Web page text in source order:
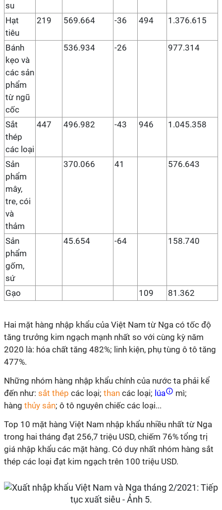
su
Hạt
tiêu
219 569.664 -36 494 1.376.615
Bánh
kẹo và
các sản
phẩm
từ ngũ
cốc
536.934 -26 977.314
Sắt
thép
các loại
447 496.982 -43 946 1.045.358
Sản
phẩm
mây,
tre, cói
và
thảm
370.066 41 576.643
Sản
phẩm
gốm,
sứ
45.654 -64 158.740
Gạo 109 81.362
Hai mặt hàng nhập khẩu của Việt Nam từ Nga có tốc độ
tăng trưởng kim ngạch mạnh nhất so với cùng kỳ năm
2020 là: hóa chất tăng 482%; linh kiện, phụ tùng ô tô tăng
477%.
Những nhóm hàng nhập khẩu chính của nước ta phải kể
đến như: sắt thép các loại; than các loại; lúa
mì;
hàng thủy sản; ô tô nguyên chiếc các loại...
Top 10 mặt hàng Việt Nam nhập khẩu nhiều nhất từ Nga
trong hai tháng đạt 256,7 triệu USD, chiếm 76% tổng trị
giá nhập khẩu các mặt hàng. Có duy nhất nhóm hàng sắt
thép các loại đạt kim ngạch trên 100 triệu USD.